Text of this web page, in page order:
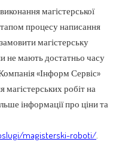
магістерської
процесу написання
магістерську
не мають достатньо часу
«Інформ Сервіс»
магістерських робіт на
інформації про ціни та
magisterski-roboti/.